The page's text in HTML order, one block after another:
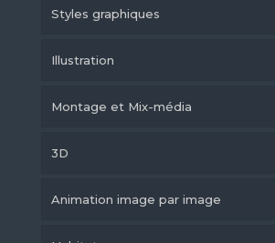
Styles graphiques
Illustration
Montage et Mix-média
3D
Animation image par image